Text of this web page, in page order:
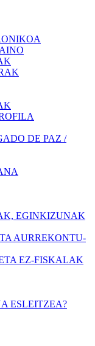
DE PAZ /
EGINKIZUNAK
AURREKONTU-
EZ-FISKALAK
ESLEITZEA?